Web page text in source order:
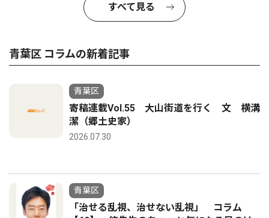
すべて見る
青葉区 コラムの新着記事
青葉区
寄稿連載Vol.55 大山街道を行く 文 横溝
潔（郷土史家）
2026.07.30
青葉区
「治せる乱視、治せない乱視」 コラム